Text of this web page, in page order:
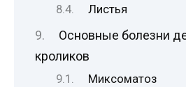
Листья
Основные болезни
кроликов
Миксоматоз